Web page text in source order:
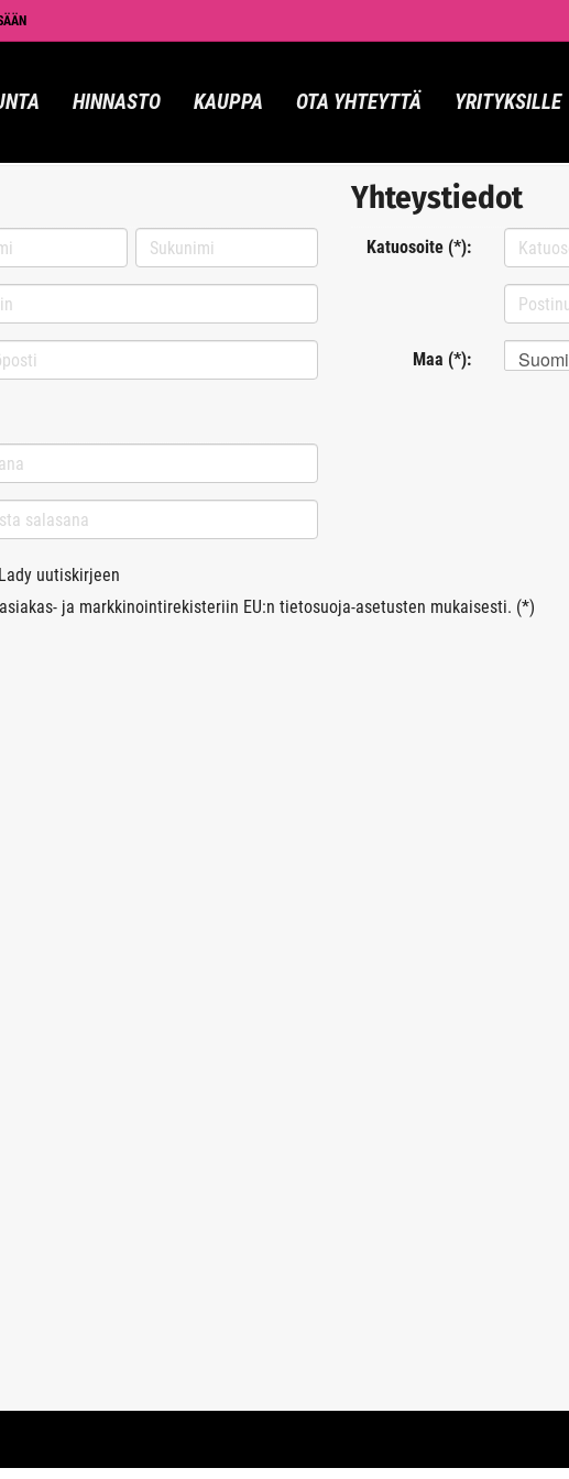
HINNASTO KAUPPA OTA YHTEYTTÄ YRITYKSILLE
Yhteystiedot
Katuosoite (*):
Maa (*): Suomi
uutiskirjeen
ja markkinointirekisteriin EU:n tietosuoja-asetusten mukaisesti. (*)